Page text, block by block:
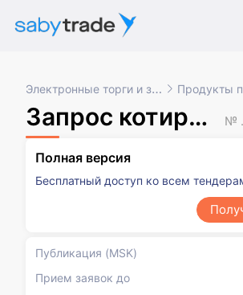
Электронные торги и закупки Продукты
Запрос котировок в электронной форме №
Полная версия
Бесплатный доступ ко всем
Публикация (MSK)
Прием заявок до